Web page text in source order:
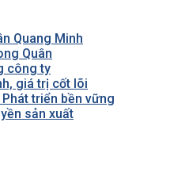
Quang Minh
Quân
công ty
giá trị cốt lõi
triển bền vững
sản xuất